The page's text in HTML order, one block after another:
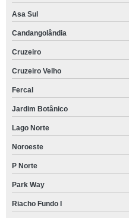
Asa Sul
Candangolândia
Cruzeiro
Cruzeiro Velho
Fercal
Jardim Botânico
Lago Norte
Noroeste
P Norte
Park Way
Riacho Fundo I